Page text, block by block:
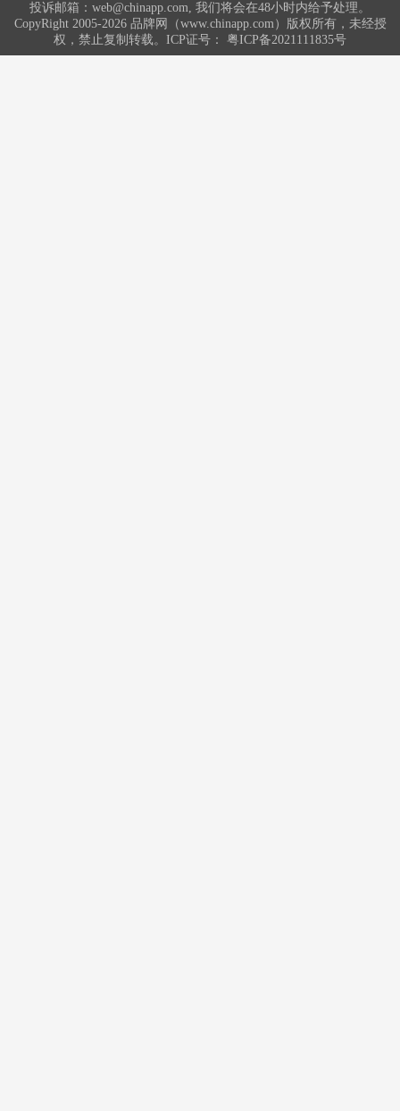
投诉邮箱：web@chinapp.com, 我们将会在48小时内给予处理。
CopyRight 2005-2026 品牌网（www.chinapp.com）版权所有，未经授
权，禁止复制转载。ICP证号： 粤ICP备2021111835号